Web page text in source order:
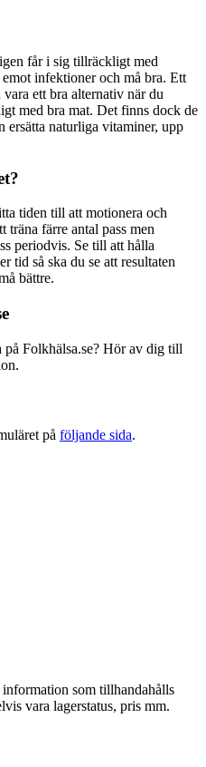
får i sig tillräckligt med
infektioner och må bra. Ett
ett bra alternativ när du
med bra mat. Det finns dock de
ersätta naturliga vitaminer, upp
tiden till att motionera och
träna färre antal pass men
periodvis. Se till att hålla
tid så ska du se att resultaten
bättre.
på Folkhälsa.se? Hör av dig till
på följande sida.
som tillhandahålls
vara lagerstatus, pris mm.